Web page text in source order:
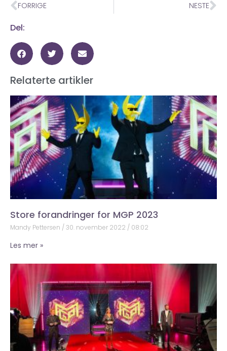
FORRIGE NESTE
Del:
Relaterte artikler
Store forandringer for MGP 2023
Mandy Pettersen 30. november 2022 08:02
Les mer »